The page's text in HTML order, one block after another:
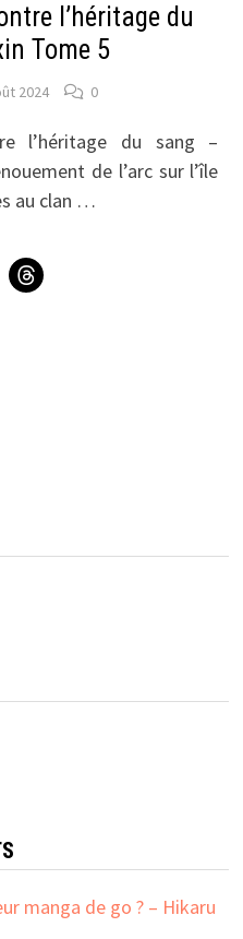
l’héritage du
Tome 5
2024 0
l’héritage du sang –
de l’arc sur l’île
au clan …
manga de go ? – Hikaru